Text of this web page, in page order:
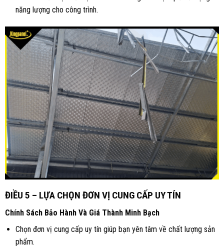
năng lượng cho công trình.
ĐIỀU 5 – LỰA CHỌN ĐƠN VỊ CUNG CẤP UY TÍN
Chính Sách Bảo Hành Và Giá Thành Minh Bạch
Chọn đơn vị cung cấp uy tín giúp bạn yên tâm về chất lượng sản
phẩm.